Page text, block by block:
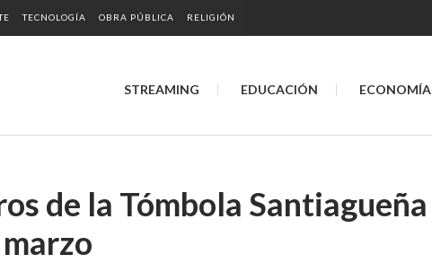
TECNOLOGÍA OBRA PÚBLICA RELIGIÓN
STREAMING EDUCACIÓN ECONOMÍA
de la Tómbola Santiagueña